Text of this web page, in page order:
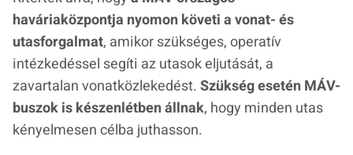
haváriaközpontja nyomon követi a vonat- és
utasforgalmat, amikor szükséges, operatív
intézkedéssel segíti az utasok eljutását, a
zavartalan vonatközlekedést.Szükség esetén MÁV-
buszok is készenlétben állnak, hogy minden utas
kényelmesen célba juthasson.